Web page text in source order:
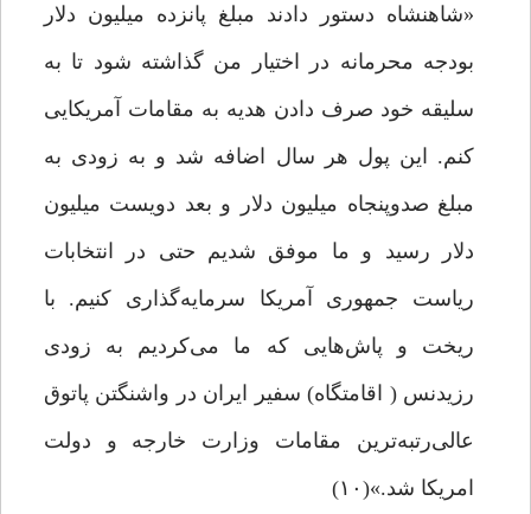
«شاهنشاه دستور دادند مبلغ پانزده میلیون دلار
بودجه محرمانه در اختیار من گذاشته شود تا به
سلیقه خود صرف دادن هدیه به مقامات آمریکایی
کنم. این پول هر سال اضافه شد و به زودی به
مبلغ صدوپنجاه میلیون دلار و بعد دویست میلیون
دلار رسید و ما موفق شدیم حتی در انتخابات
ریاست جمهوری آمریکا سرمایه‌گذاری کنیم. با
ریخت و پاش‌هایی که ما می‌کردیم به زودی
رزیدنس ( اقامتگاه) سفیر ایران در واشنگتن پاتوق
عالی‌رتبه‌ترین مقامات وزارت خارجه و دولت
امریکا شد.»(۱۰)